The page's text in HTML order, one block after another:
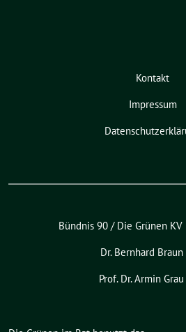
Kontakt
Impressum
Bündnis 90 / Die Grünen
Dr. Bernhard Braun
Prof. Dr. Armin